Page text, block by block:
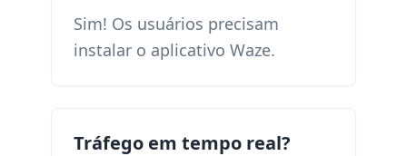
Sim! Os usuários precisam
instalar o aplicativo Waze.
Tráfego em tempo real?